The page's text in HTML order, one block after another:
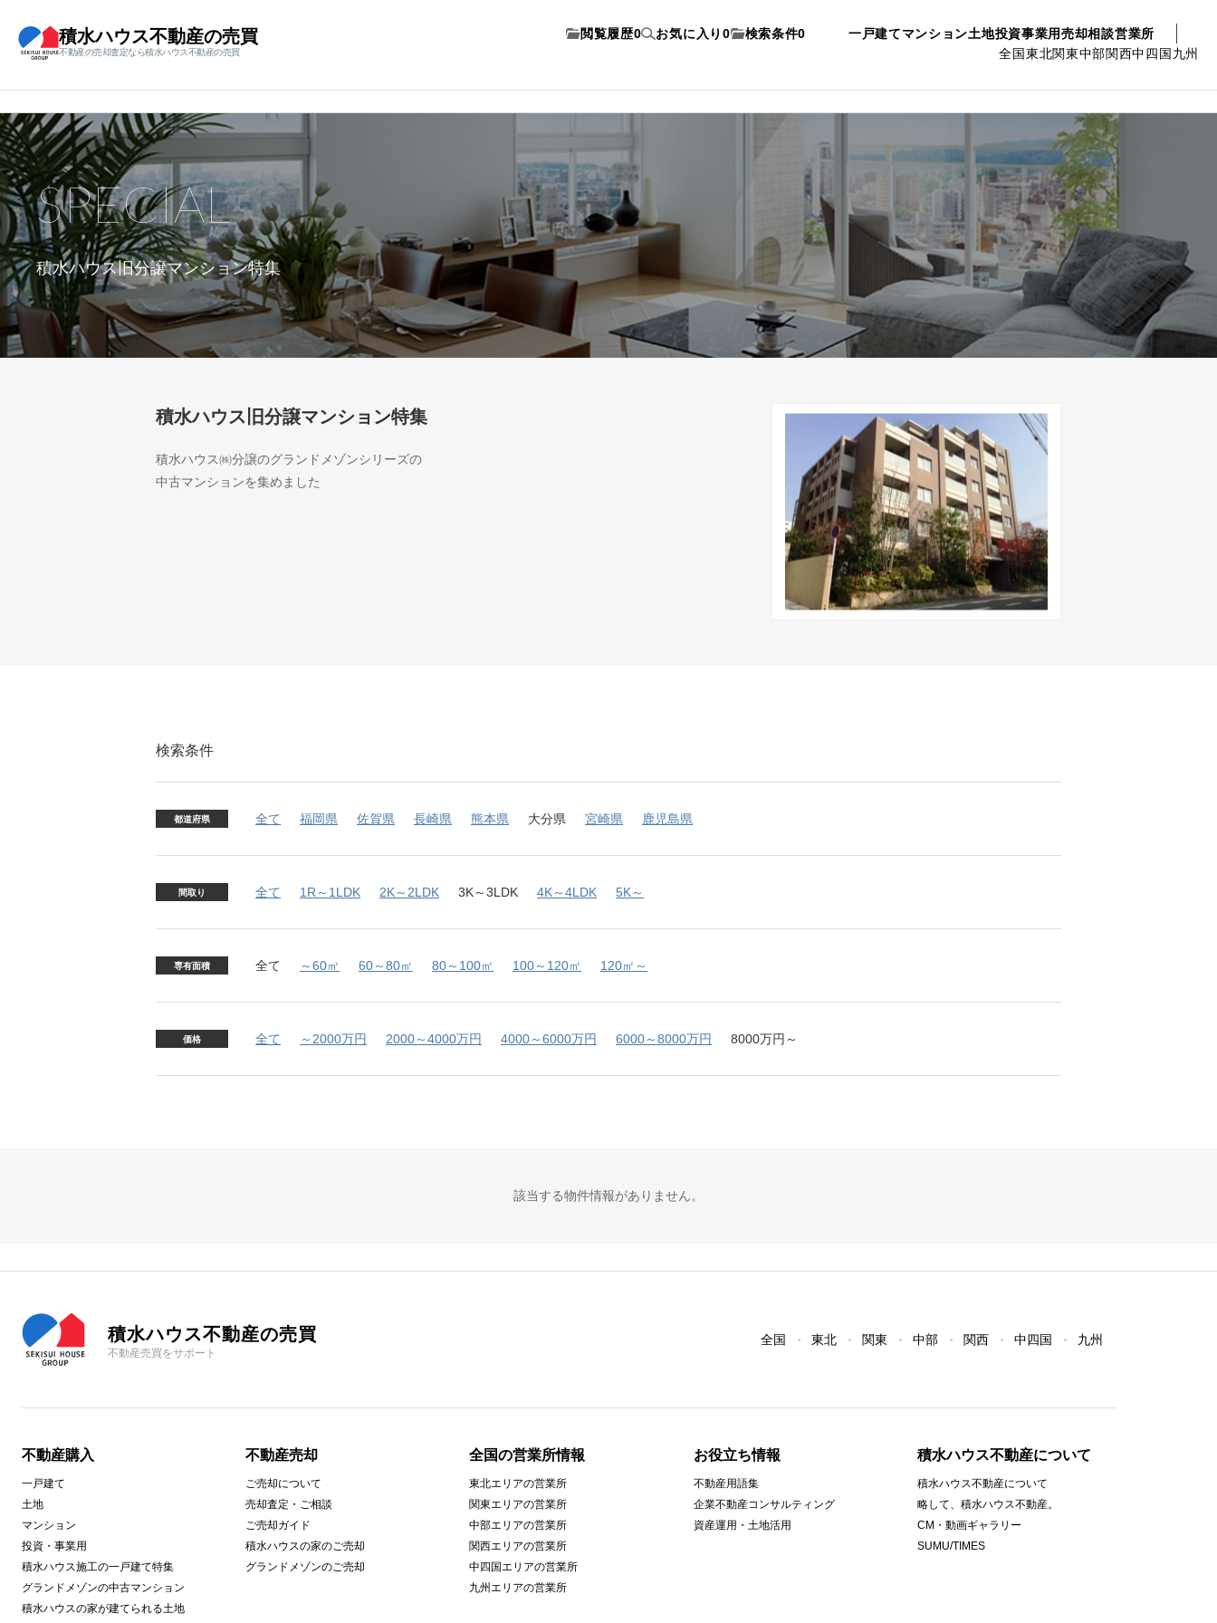
積水ハウス不動産の売買
不動産の売却査定なら積水ハウス不動産の売買
一戸建てマンション土地投資事業用売却相談営業所
全国東北関東中部関西中四国九州
閲覧履歴0 お気に入り 0 検索条件0
積水ハウス旧分譲マンション特集
SPECIAL
積水ハウス旧分譲マンション特集
積水ハウス㈱分譲のグランドメゾンシリーズの
中古マンションを集めました
検索条件
都道府県 全て 福岡県 佐賀県 長崎県 熊本県 大分県 宮崎県 鹿児島県
間取り 全て 1R～1LDK 2K～2LDK 3K～3LDK 4K～4LDK 5K～
専有面積 全て ～60㎡ 60～80㎡ 80～100㎡ 100～120㎡ 120㎡～
価格 全て ～2000万円 2000～4000万円 4000～6000万円 6000～8000万円 8000万円～
該当する物件情報がありません。
積水ハウス不動産の売買
不動産売買をサポート
全国 東北 関東 中部 関西 中四国 九州
不動産購入
一戸建て
土地
マンション
投資・事業用
積水ハウス施工の一戸建て特集
グランドメゾンの中古マンション
積水ハウスの家が建てられる土地
不動産売却
ご売却について
売却査定・ご相談
ご売却ガイド
積水ハウスの家のご売却
グランドメゾンのご売却
全国の営業所情報
東北エリアの営業所
関東エリアの営業所
中部エリアの営業所
関西エリアの営業所
中四国エリアの営業所
九州エリアの営業所
お役立ち情報
不動産用語集
企業不動産コンサルティング
資産運用・土地活用
積水ハウス不動産について
積水ハウス不動産について
略して、積水ハウス不動産。
CM・動画ギャラリー
SUMU/TIMES